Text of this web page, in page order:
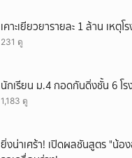
เคาะเยียวยารายละ 1 ล้าน เหตุ
231 ดู
นักเรียน ม.4 กอดกันดิ่งชั้น 6 โร
1,183 ดู
ยิ่งน่าเศร้า! เปิดผลชันสูตร "น้อ